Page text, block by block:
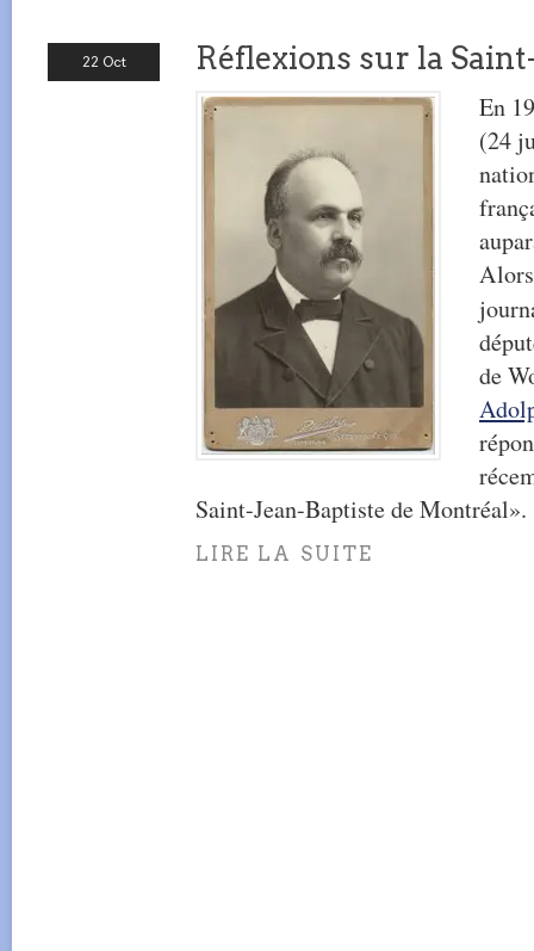
22 Oct Réflexions sur la
En
(24
de
Saint-Jean-Baptiste de Montréal».
LIRE LA SUITE